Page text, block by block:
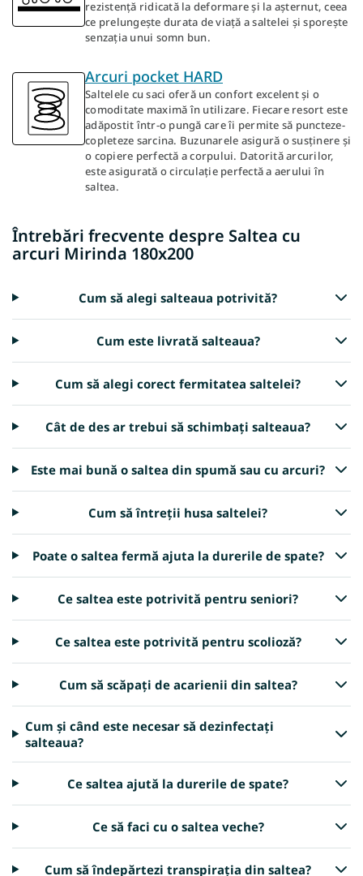
rezistență ridicată la deformare și la așternut, ceea
ce prelungește durata de viață a saltelei și sporește
senzația unui somn bun.
Arcuri pocket HARD
Saltelele cu saci oferă un confort excelent și o
comoditate maximă în utilizare. Fiecare resort este
adăpostit într-o pungă care îi permite să puncteze-
copleteze sarcina. Buzunarele asigură o susținere și
o copiere perfectă a corpului. Datorită arcurilor,
este asigurată o circulație perfectă a aerului în
saltea.
Întrebări frecvente despre Saltea cu
arcuri Mirinda 180x200
Cum să alegi salteaua potrivită?
Cum este livrată salteaua?
Cum să alegi corect fermitatea saltelei?
Cât de des ar trebui să schimbați salteaua?
Este mai bună o saltea din spumă sau cu arcuri?
Cum să întreții husa saltelei?
Poate o saltea fermă ajuta la durerile de spate?
Ce saltea este potrivită pentru seniori?
Ce saltea este potrivită pentru scolioză?
Cum să scăpați de acarienii din saltea?
Cum și când este necesar să dezinfectați
salteaua?
Ce saltea ajută la durerile de spate?
Ce să faci cu o saltea veche?
Cum să îndepărtezi transpirația din saltea?